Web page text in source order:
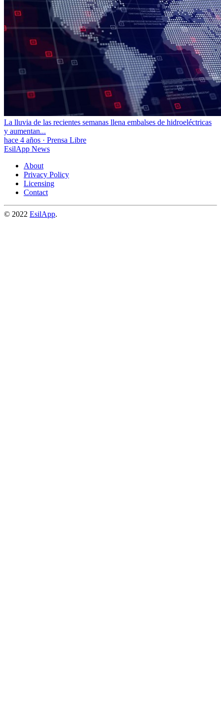
La lluvia de las recientes semanas llena embalses de hidroeléctricas
y aumentan...
hace 4 años · Prensa Libre
EsilApp News
About
Privacy Policy
Licensing
Contact
© 2022 EsilApp.